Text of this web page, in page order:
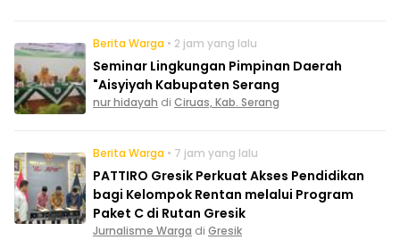
Berita Warga • 2 jam yang lalu
Seminar Lingkungan Pimpinan Daerah
"Aisyiyah Kabupaten Serang
nur hidayah di Ciruas, Kab. Serang
Berita Warga • 7 jam yang lalu
PATTIRO Gresik Perkuat Akses Pendidikan
bagi Kelompok Rentan melalui Program
Paket C di Rutan Gresik
Jurnalisme Warga di Gresik